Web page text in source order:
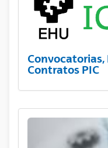
Convocatorias,
Contratos PIC